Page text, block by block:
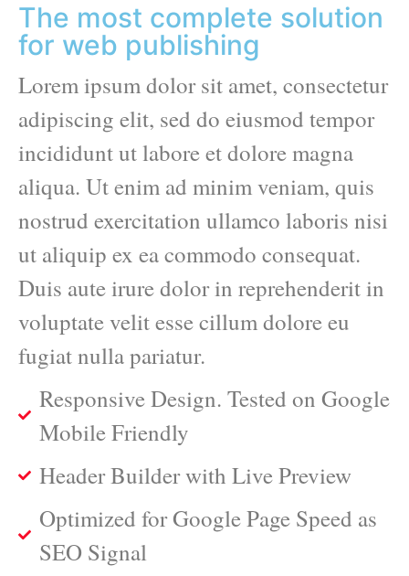
The most complete solution
for web publishing
Lorem ipsum dolor sit amet, consectetur
adipiscing elit, sed do eiusmod tempor
incididunt ut labore et dolore magna
aliqua. Ut enim ad minim veniam, quis
nostrud exercitation ullamco laboris nisi
ut aliquip ex ea commodo consequat.
Duis aute irure dolor in reprehenderit in
voluptate velit esse cillum dolore eu
fugiat nulla pariatur.
Responsive Design. Tested on Google
Mobile Friendly
Header Builder with Live Preview
Optimized for Google Page Speed as
SEO Signal